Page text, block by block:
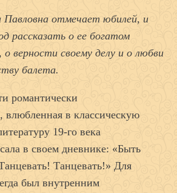
Павловна отмечает юбилей, и
рассказать о ее богатом
верности своему делу и о любви
балета.
романтически
влюбленная в классическую
19-го века
в своем дневнике: «Быть
Танцевать!» Для
был внутренним